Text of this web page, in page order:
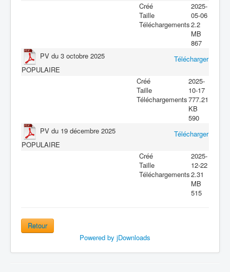
Créé
Taille
Téléchargements
2025-
05-06
2.2
MB
867
PV du 3 octobre 2025
POPULAIRE
Télécharger
Créé
Taille
Téléchargements
2025-
10-17
777.21
KB
590
PV du 19 décembre 2025
POPULAIRE
Télécharger
Créé
Taille
Téléchargements
2025-
12-22
2.31
MB
515
Retour
Powered by jDownloads